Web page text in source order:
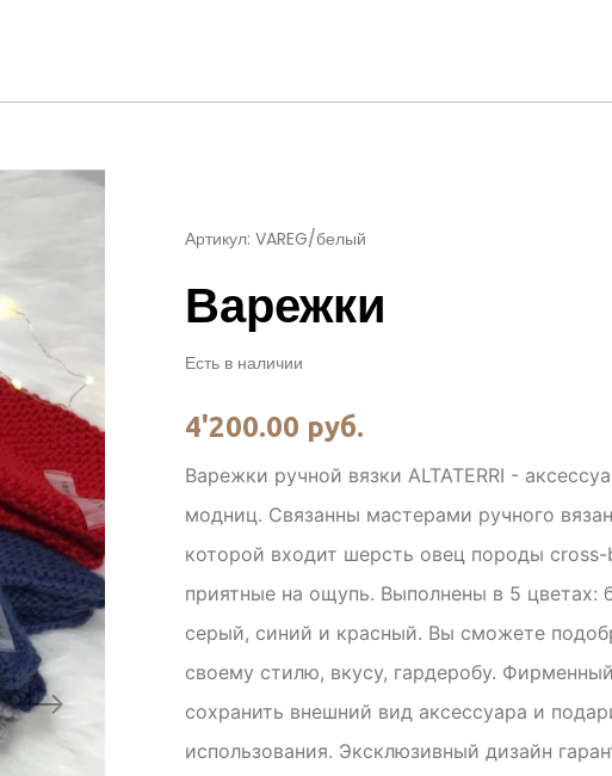
Артикул: VAREG/белый
Варежки
Есть в наличии
4'200.00 руб.
Варежки ручной вязки ALTATERRI -
модниц. Связанны мастерами ручного
которой входит шерсть овец породы
приятные на ощупь. Выполнены в 5 цветах:
серый, синий и красный. Вы сможете
своему стилю, вкусу, гардеробу.
сохранить внешний вид аксессуара и
использования. Эксклюзивный дизайн